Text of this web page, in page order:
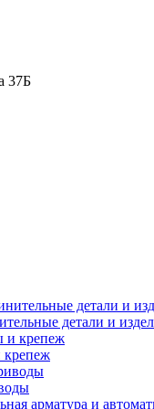
37Б
детали и
крепеж